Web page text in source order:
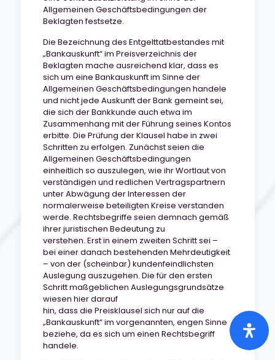
Allgemeinen Geschäftsbedingungen der
Beklagten festsetze.
Die Bezeichnung des Entgelttatbestandes mit
„Bankauskunft“ im Preisverzeichnis der
Beklagten mache ausreichend klar, dass es
sich um eine Bankauskunft im Sinne der
Allgemeinen Geschäftsbedingungen handele
und nicht jede Auskunft der Bank gemeint sei,
die sich der Bankkunde auch etwa im
Zusammenhang mit der Führung seines Kontos
erbitte. Die Prüfung der Klausel habe in zwei
Schritten zu erfolgen. Zunächst seien die
Allgemeinen Geschäftsbedingungen
einheitlich so auszulegen, wie ihr Wortlaut von
verständigen und redlichen Vertragspartnern
unter Abwägung der Interessen der
normalerweise beteiligten Kreise verstanden
werde. Rechtsbegriffe seien demnach gemäß
ihrer juristischen Bedeutung zu
verstehen. Erst in einem zweiten Schritt sei –
bei einer danach bestehenden Mehrdeutigkeit
– von der (scheinbar) kundenfeindlichsten
Auslegung auszugehen. Die für den ersten
Schritt maßgeblichen Auslegungsgrundsätze
wiesen hier darauf
hin, dass die Preisklausel sich nur auf die
„Bankauskunft“ im vorgenannten, engen Sinne
beziehe, da es sich um einen Rechtsbegriff
handele.